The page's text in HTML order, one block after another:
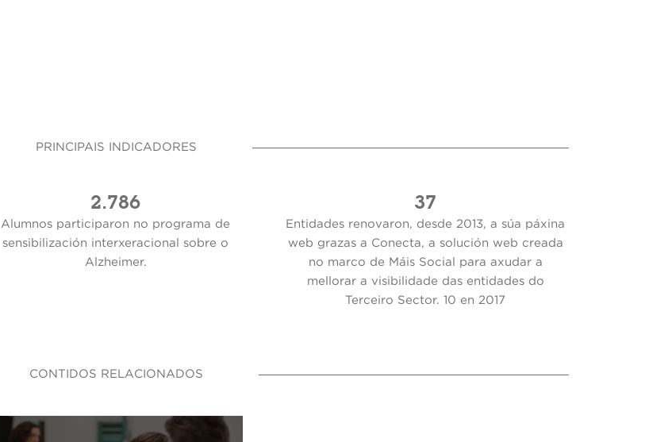
PRINCIPAIS INDICADORES
2.786
Alumnos participaron no programa de
sensibilización interxeracional sobre o
Alzheimer.
37
Entidades renovaron, desde 2013, a súa páxina
web grazas a Conecta, a solución web creada
no marco de Máis Social para axudar a
mellorar a visibilidade das entidades do
Terceiro Sector. 10 en 2017
CONTIDOS RELACIONADOS